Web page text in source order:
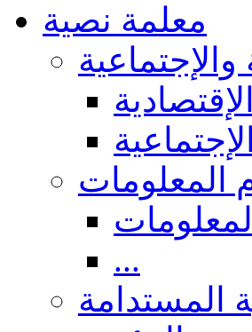
معلمة نصية
والإجتماعية
المعلومات
...
المستدامة